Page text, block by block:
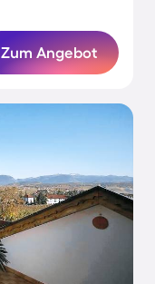
Zum Angebot